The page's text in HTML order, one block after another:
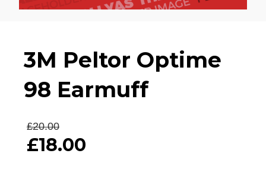
3M Peltor Optime
98 Earmuff
£20.00
£18.00